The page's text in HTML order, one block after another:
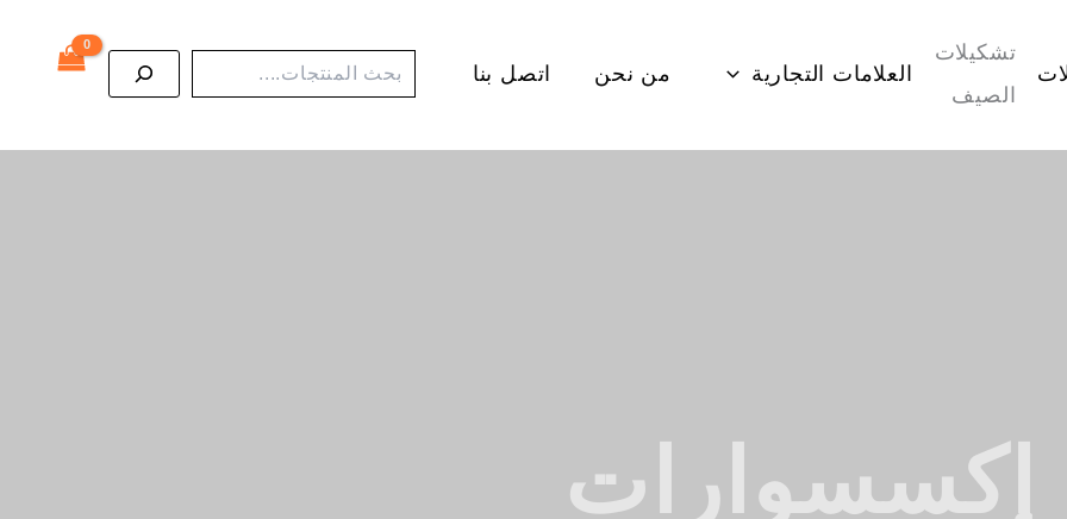
تشكيلات
الصيف
العلامات التجارية من نحن اتصل بنا
إكسسوارات